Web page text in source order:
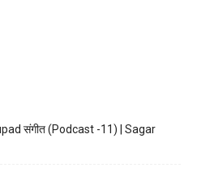
संगीत (Podcast -11) | Sagar